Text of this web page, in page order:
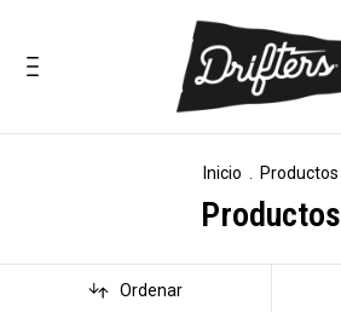
Inicio Productos
Productos
Ordenar